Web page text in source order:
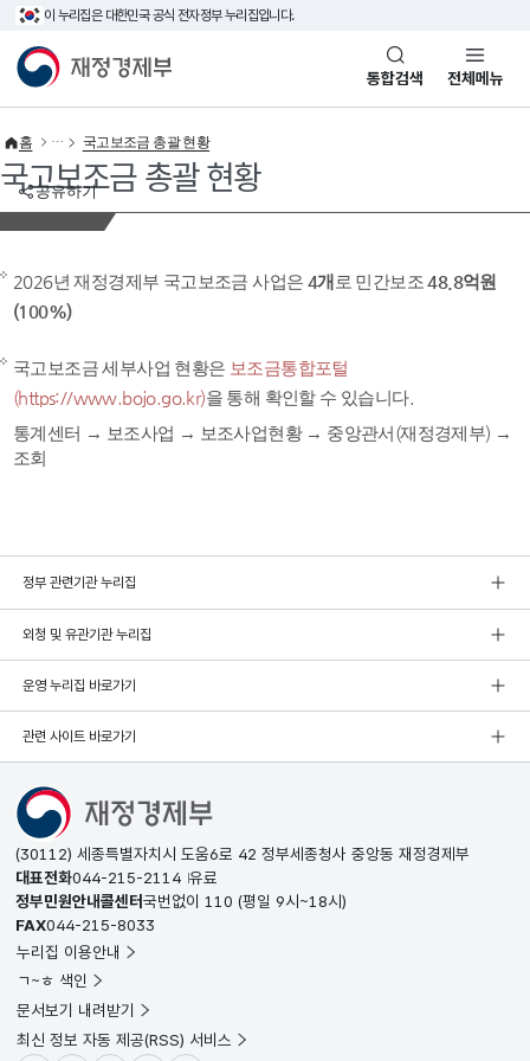
이 누리집은 대한민국 공식 전자정부 누리집입니다.
재정경제부(www.mofe.go.kr)통합검색 전체메뉴
공유하기
홈 국고보조금 총괄 현황
국고보조금 총괄 현황
2026년 재정경제부 국고보조금 사업은 4개 로 민간보조48.8억원
(100%)
국고보조금 세부사업 현황은 보조금통합포털
(https://www.bojo.go.kr)을 통해 확인할 수 있습니다.
통계센터 → 보조사업 → 보조사업현황 → 중앙관서(재정경제부) →
조회
정부 관련기관 누리집
외청 및 유관기관 누리집
운영 누리집 바로가기
관련 사이트 바로가기
(30112) 세종특별자치시 도움6로 42 정부세종청사 중앙동 재정경제부
대표전화044-215-2114 유료
정부민원안내콜센터국번없이 110 (평일 9시~18시)
FAX044-215-8033
누리집 이용안내
ㄱ~ㅎ 색인
문서보기 내려받기
최신 정보 자동 제공(RSS) 서비스